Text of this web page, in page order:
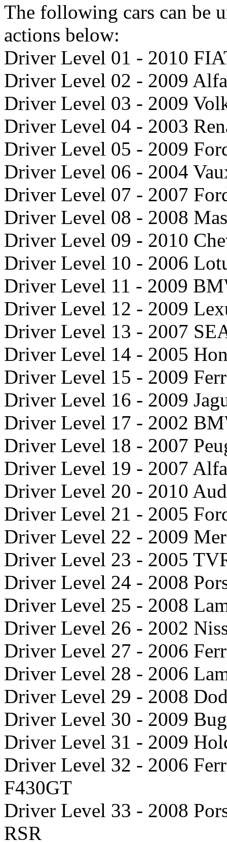
The following cars can be
actions below:
Driver Level 01 - 2010
Driver Level 02 - 2009
Driver Level 03 - 2009
Driver Level 04 - 2003
Driver Level 05 - 2009
Driver Level 06 - 2004
Driver Level 07 - 2007
Driver Level 08 - 2008
Driver Level 09 - 2010
Driver Level 10 - 2006
Driver Level 11 - 2009
Driver Level 12 - 2009
Driver Level 13 - 2007
Driver Level 14 - 2005
Driver Level 15 - 2009
Driver Level 16 - 2009
Driver Level 17 - 2002
Driver Level 18 - 2007
Driver Level 19 - 2007
Driver Level 20 - 2010
Driver Level 21 - 2005
Driver Level 22 - 2009
Driver Level 23 - 2005
Driver Level 24 - 2008
Driver Level 25 - 2008
Driver Level 26 - 2002
Driver Level 27 - 2006
Driver Level 28 - 2006
Driver Level 29 - 2008
Driver Level 30 - 2009
Driver Level 31 - 2009
Driver Level 32 - 2006
F430GT
Driver Level 33 - 2008
RSR